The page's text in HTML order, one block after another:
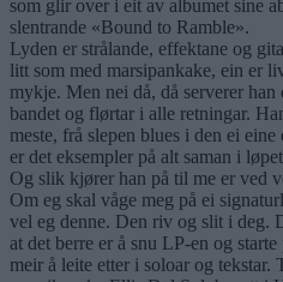
som glir over i eit av albumet sine
slentrande «Bound to Ramble».
Lyden er strålande, effektane og
litt som med marsipankake, ein er
mykje. Men nei då, då serverer
bandet og flørtar i alle retningar.
meste, frå slepen blues i den ei
er det eksempler på alt saman i
Og slik kjører han på til me er ved
Om eg skal våge meg på ei
vel eg denne. Den riv og slit i deg.
at det berre er å snu LP-en og
meir å leite etter i soloar og tekstar.